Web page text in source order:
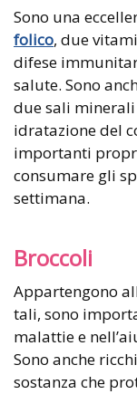
Sono una
folico, due
difese
salute. Sono
due sali
idratazione del
importanti
consumare gli
settimana.
Broccoli
Appartengono
tali, sono
malattie e
Sono anche
sostanza che